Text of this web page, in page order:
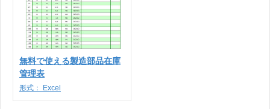
無料で使える製造部品在庫
管理表
形式： Excel